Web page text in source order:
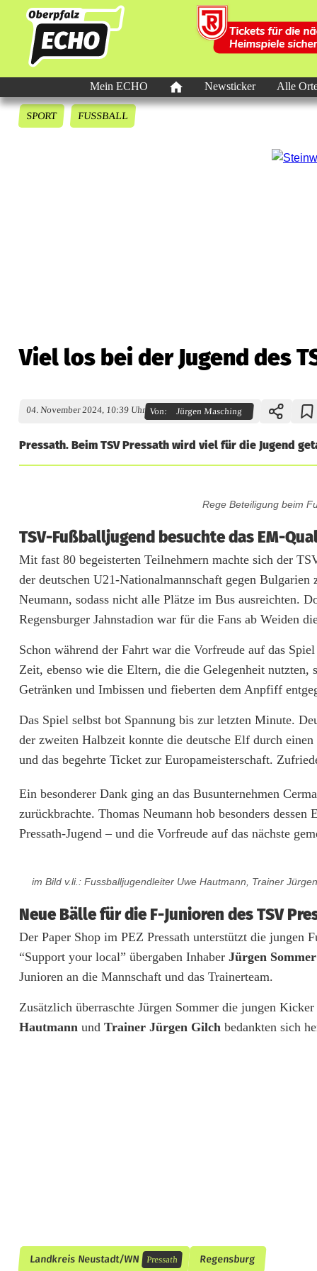
Mein ECHO Newsticker Alle
SPORT FUSSBALL
Viel los bei der Jugend des
04. November 2024, 10:39 Uhr Von: Jürgen Masching
Pressath. Beim TSV Pressath wird viel für die Jugend
e
l
l
o
s
b
i
d
e
r
J
e
n
d
d
e
s
Rege Beteiligung beim
TSV-Fußballjugend besuchte das EM-
Mit fast 80 begeisterten Teilnehmern machte sich der
der deutschen U21-Nationalmannschaft gegen
Neumann, sodass nicht alle Plätze im Bus ausreichten.
Regensburger Jahnstadion war für die Fans ab Weiden
Schon während der Fahrt war die Vorfreude auf das
Zeit, ebenso wie die Eltern, die die Gelegenheit nutzten,
Getränken und Imbissen und fieberten dem Anpfiff
Das Spiel selbst bot Spannung bis zur letzten Minute.
der zweiten Halbzeit konnte die deutsche Elf durch
und das begehrte Ticket zur Europameisterschaft.
Ein besonderer Dank ging an das Busunternehmen
zurückbrachte. Thomas Neumann hob besonders
Pressath-Jugend – und die Vorfreude auf das nächste
im Bild v.li.: Fussballjugendleiter Uwe Hautmann, Trainer
Neue Bälle für die F-Junioren des TSV
Der Paper Shop im PEZ Pressath unterstützt die jungen
“Support your local” übergaben Inhaber Jürgen Sommer
Junioren an die Mannschaft und das Trainerteam.
Zusätzlich überraschte Jürgen Sommer die jungen
Hautmann und Trainer Jürgen Gilch bedankten sich
Landkreis Neustadt/WN Pressath Regensburg